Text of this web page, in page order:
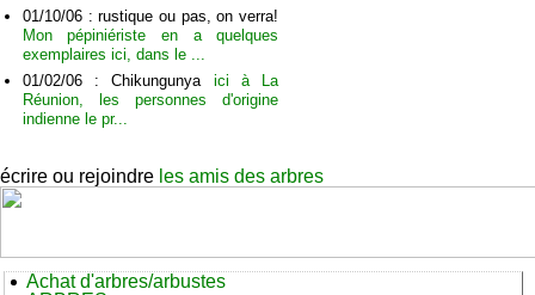
01/10/06 : rustique ou pas, on verra!
Mon pépiniériste en a quelques
exemplaires ici, dans le ...
01/02/06 : Chikungunya ici à La
Réunion, les personnes d'origine
indienne le pr...
écrire ou rejoindre les amis des arbres
Achat d'arbres/arbustes